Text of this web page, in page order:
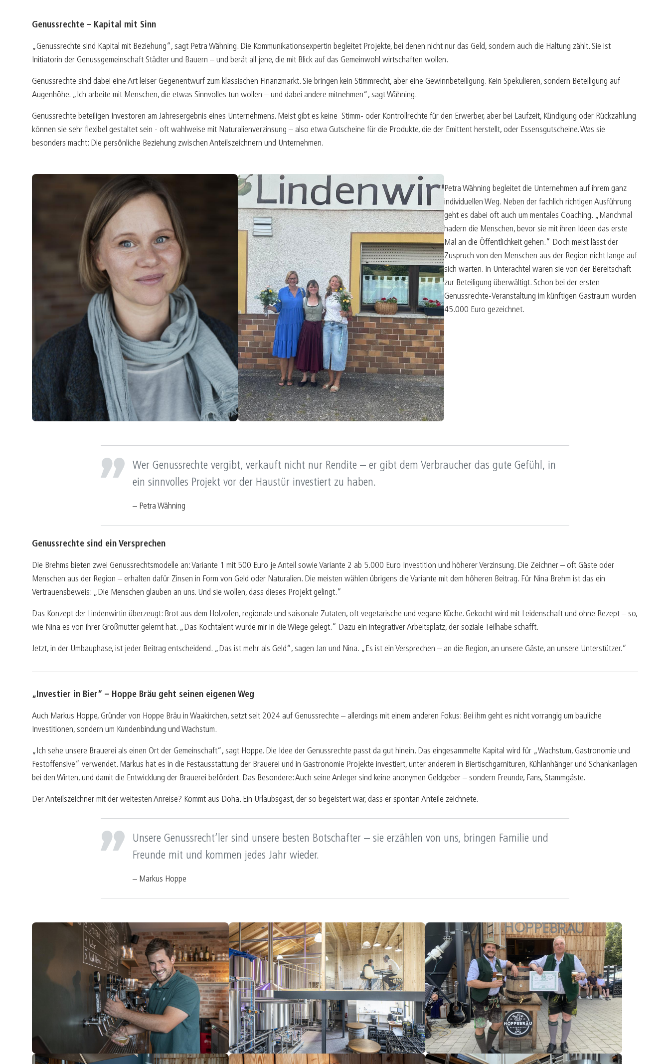
Genussrechte – Kapital mit Sinn
„Genussrechte sind Kapital mit Beziehung“, sagt Petra Wähning. Die Kommunikationsexpertin begleitet Projekte, bei denen nicht nur das Geld, sondern auch die Haltung zählt. Sie ist
Initiatorin der Genussgemeinschaft Städter und Bauern – und berät all jene, die mit Blick auf das Gemeinwohl wirtschaften wollen.
Genussrechte sind dabei eine Art leiser Gegenentwurf zum klassischen Finanzmarkt. Sie bringen kein Stimmrecht, aber eine Gewinnbeteiligung. Kein Spekulieren, sondern Beteiligung auf
Augenhöhe. „Ich arbeite mit Menschen, die etwas Sinnvolles tun wollen – und dabei andere mitnehmen“, sagt Wähning.
Genussrechte beteiligen Investoren am Jahresergebnis eines Unternehmens. Meist gibt es keine Stimm- oder Kontrollrechte für den Erwerber, aber bei Laufzeit, Kündigung oder Rückzahlung
können sie sehr flexibel gestaltet sein - oft wahlweise mit Naturalienverzinsung – also etwa Gutscheine für die Produkte, die der Emittent herstellt, oder Essensgutscheine. Was sie
besonders macht: Die persönliche Beziehung zwischen Anteilszeichnern und Unternehmen.
Petra Wähning begleitet die Unternehmen auf ihrem ganz
individuellen Weg. Neben der fachlich richtigen Ausführung
geht es dabei oft auch um mentales Coaching. „Manchmal
hadern die Menschen, bevor sie mit ihren Ideen das erste
Mal an die Öffentlichkeit gehen.“ Doch meist lässt der
Zuspruch von den Menschen aus der Region nicht lange auf
sich warten. In Unterachtel waren sie von der Bereitschaft
zur Beteiligung überwältigt. Schon bei der ersten
Genussrechte-Veranstaltung im künftigen Gastraum wurden
45.000 Euro gezeichnet.
Wer Genussrechte vergibt, verkauft nicht nur Rendite – er gibt dem Verbraucher das gute Gefühl, in
ein sinnvolles Projekt vor der Haustür investiert zu haben.
– Petra Wähning
Genussrechte sind ein Versprechen
Die Brehms bieten zwei Genussrechtsmodelle an: Variante 1 mit 500 Euro je Anteil sowie Variante 2 ab 5.000 Euro Investition und höherer Verzinsung. Die Zeichner – oft Gäste oder
Menschen aus der Region – erhalten dafür Zinsen in Form von Geld oder Naturalien. Die meisten wählen übrigens die Variante mit dem höheren Beitrag. Für Nina Brehm ist das ein
Vertrauensbeweis: „Die Menschen glauben an uns. Und sie wollen, dass dieses Projekt gelingt.“
Das Konzept der Lindenwirtin überzeugt: Brot aus dem Holzofen, regionale und saisonale Zutaten, oft vegetarische und vegane Küche. Gekocht wird mit Leidenschaft und ohne Rezept – so,
wie Nina es von ihrer Großmutter gelernt hat. „Das Kochtalent wurde mir in die Wiege gelegt.“ Dazu ein integrativer Arbeitsplatz, der soziale Teilhabe schafft.
Jetzt, in der Umbauphase, ist jeder Beitrag entscheidend. „Das ist mehr als Geld“, sagen Jan und Nina. „Es ist ein Versprechen – an die Region, an unsere Gäste, an unsere Unterstützer.“
„Investier in Bier“ – Hoppe Bräu geht seinen eigenen Weg
Auch Markus Hoppe, Gründer von Hoppe Bräu in Waakirchen, setzt seit 2024 auf Genussrechte – allerdings mit einem anderen Fokus: Bei ihm geht es nicht vorrangig um bauliche
Investitionen, sondern um Kundenbindung und Wachstum.
„Ich sehe unsere Brauerei als einen Ort der Gemeinschaft“, sagt Hoppe. Die Idee der Genussrechte passt da gut hinein. Das eingesammelte Kapital wird für „Wachstum, Gastronomie und
Festoffensive“ verwendet. Markus hat es in die Festausstattung der Brauerei und in Gastronomie Projekte investiert, unter anderem in Biertischgarnituren, Kühlanhänger und Schankanlagen
bei den Wirten, und damit die Entwicklung der Brauerei befördert. Das Besondere: Auch seine Anleger sind keine anonymen Geldgeber – sondern Freunde, Fans, Stammgäste.
Der Anteilszeichner mit der weitesten Anreise? Kommt aus Doha. Ein Urlaubsgast, der so begeistert war, dass er spontan Anteile zeichnete.
Unsere Genussrecht‘ler sind unsere besten Botschafter – sie erzählen von uns, bringen Familie und
Freunde mit und kommen jedes Jahr wieder.
– Markus Hoppe